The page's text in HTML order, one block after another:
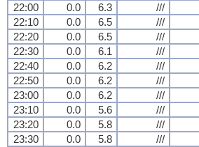
22:00
0.0 6.3 ///
22:10
0.0 6.5 ///
22:20
0.0 6.5 ///
22:30
0.0 6.1 ///
22:40
0.0 6.2 ///
22:50
0.0 6.2 ///
23:00
0.0 6.2 ///
23:10
0.0 5.6 ///
23:20
0.0 5.8 ///
23:30
0.0 5.8 ///